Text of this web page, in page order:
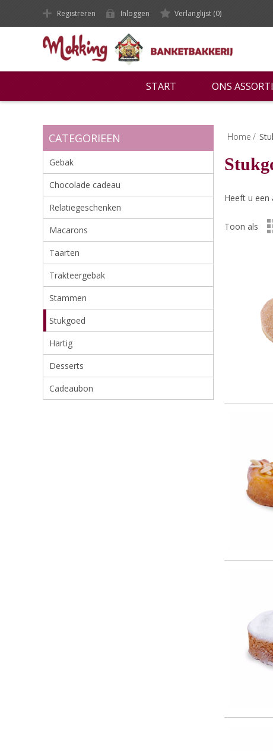
Registreren Inloggen Verlanglijst (0)
START ONS
Home /
Heeft u een
Toon als
CATEGORIEEN
Gebak
Chocolade cadeau
Relatiegeschenken
Macarons
Taarten
Trakteergebak
Stammen
Stukgoed
Hartig
Desserts
Cadeaubon